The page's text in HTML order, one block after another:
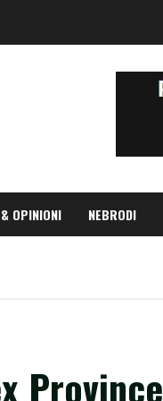
OPINIONI NEBRODI
Province